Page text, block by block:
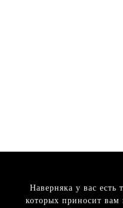
Наверняка у вас есть
которых приносит